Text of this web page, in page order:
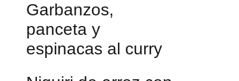
Garbanzos,
panceta y
espinacas al curry